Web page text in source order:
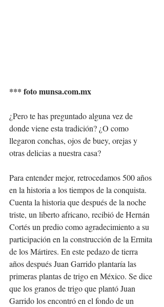
*** foto munsa.com.mx
¿Pero te has preguntado alguna vez de
donde viene esta tradición? ¿O como
llegaron conchas, ojos de buey, orejas y
otras delicias a nuestra casa?
Para entender mejor, retrocedamos 500 años
en la historia a los tiempos de la conquista.
Cuenta la historia que después de la noche
triste, un liberto africano, recibió de Hernán
Cortés un predio como agradecimiento a su
participación en la construcción de la Ermita
de los Mártires. En este pedazo de tierra
años después Juan Garrido plantaría las
primeras plantas de trigo en México. Se dice
que los granos de trigo que plantó Juan
Garrido los encontró en el fondo de un